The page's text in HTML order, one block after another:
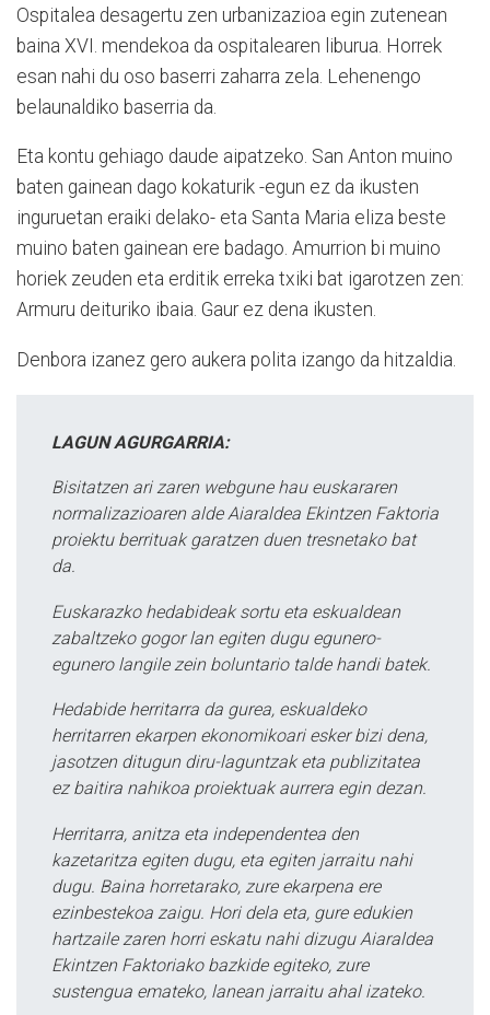
Ospitalea desagertu zen urbanizazioa egin zutenean
baina XVI. mendekoa da ospitalearen liburua. Horrek
esan nahi du oso baserri zaharra zela. Lehenengo
belaunaldiko baserria da.
Eta kontu gehiago daude aipatzeko. San Anton muino
baten gainean dago kokaturik -egun ez da ikusten
inguruetan eraiki delako- eta Santa Maria eliza beste
muino baten gainean ere badago. Amurrion bi muino
horiek zeuden eta erditik erreka txiki bat igarotzen zen:
Armuru deituriko ibaia. Gaur ez dena ikusten.
Denbora izanez gero aukera polita izango da hitzaldia.
LAGUN AGURGARRIA:
Bisitatzen ari zaren webgune hau euskararen
normalizazioaren alde Aiaraldea Ekintzen Faktoria
proiektu berrituak garatzen duen tresnetako bat
da.
Euskarazko hedabideak sortu eta eskualdean
zabaltzeko gogor lan egiten dugu egunero-
egunero langile zein boluntario talde handi batek.
Hedabide herritarra da gurea, eskualdeko
herritarren ekarpen ekonomikoari esker bizi dena,
jasotzen ditugun diru-laguntzak eta publizitatea
ez baitira nahikoa proiektuak aurrera egin dezan.
Herritarra, anitza eta independentea den
kazetaritza egiten dugu, eta egiten jarraitu nahi
dugu. Baina horretarako, zure ekarpena ere
ezinbestekoa zaigu. Hori dela eta, gure edukien
hartzaile zaren horri eskatu nahi dizugu Aiaraldea
Ekintzen Faktoriako bazkide egiteko, zure
sustengua emateko, lanean jarraitu ahal izateko.